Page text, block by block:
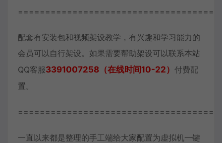
配套有安装包和视频架设教学，有兴趣和学习能力的
会员可以自行架设。如果需要帮助架设可以联系本站
QQ客服3391007258（在线时间10-22） 付费配
置。
一直以来都是整理的手工端给大家配置为虚拟机一键